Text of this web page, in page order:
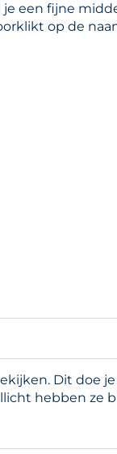
een fijne
op de
Dit doe
hebben ze